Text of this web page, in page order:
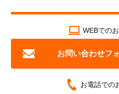
WEBでの
お問い合わせフ
お電話での